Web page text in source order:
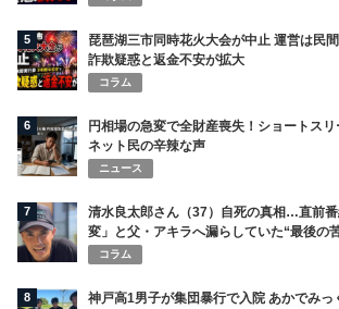
5
琵琶湖三市同時花火大会が中止 運営は民
詐欺疑惑と返金不安が拡大
コラム
6
円相場の急変で全財産喪失！ショートス
ネット民の辛辣な声
ニュース
7
清水良太郎さん（37）自死の真相…直前
変」と父・アキラへ漏らしていた“最後の
コラム
8
神戸高1男子が集団暴行で入院 あかでみっ